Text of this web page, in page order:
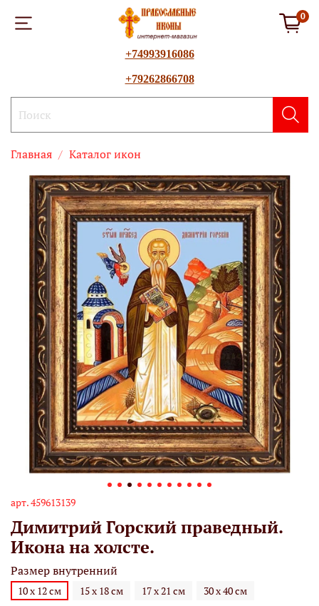
0
+74993916086
+79262866708
Главная Каталог икон
арт.459613139
Димитрий Горский праведный.
Икона на холсте.
Размер внутренний
10 х 12 см 15 х 18 см 17 х 21 см 30 х 40 см